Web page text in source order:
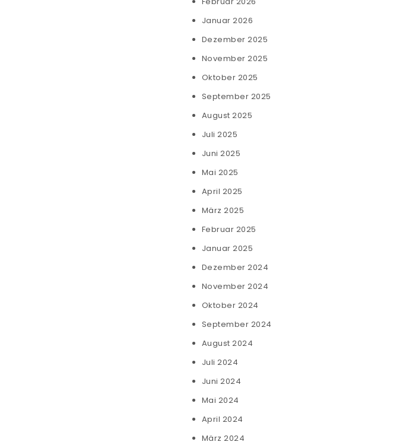
Januar 2026
Dezember 2025
November 2025
Oktober 2025
September 2025
August 2025
Juli 2025
Juni 2025
Mai 2025
April 2025
März 2025
Februar 2025
Januar 2025
Dezember 2024
November 2024
Oktober 2024
September 2024
August 2024
Juli 2024
Juni 2024
Mai 2024
April 2024
März 2024